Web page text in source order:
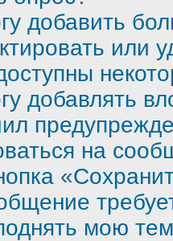
добавить
или
добавлять
на
мою